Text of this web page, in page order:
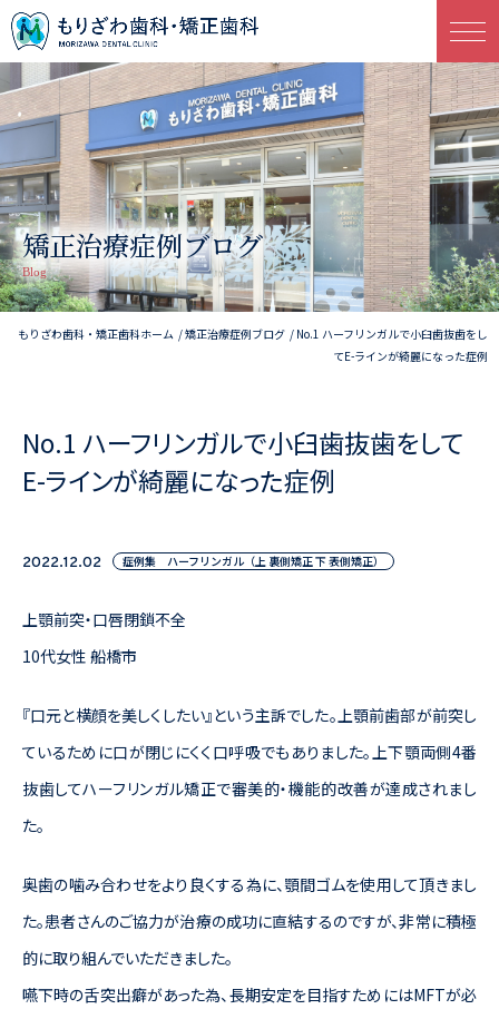
矯正治療症例ブログ
Blog
もりざわ歯科・矯正歯科ホーム 矯正治療症例ブログ
No.1 ハーフリンガルで小臼歯抜歯をし
てE-ラインが綺麗になった症例
No.1 ハーフリンガルで小臼歯抜歯をして
E-ラインが綺麗になった症例
2022.12.02 症例集 ハーフリンガル（上 裏側矯正 下 表側矯正）
上顎前突・口唇閉鎖不全
10代女性 船橋市
『口元と横顔を美しくしたい』という主訴でした。上顎前歯部が前突し
ているために口が閉じにくく口呼吸でもありました。上下顎両側4番
抜歯してハーフリンガル矯正で審美的・機能的改善が達成されまし
た。
奥歯の噛み合わせをより良くする為に、顎間ゴムを使用して頂きまし
た。患者さんのご協力が治療の成功に直結するのですが、非常に積極
的に取り組んでいただきました。
嚥下時の舌突出癖があった為、長期安定を目指すためにはMFTが必